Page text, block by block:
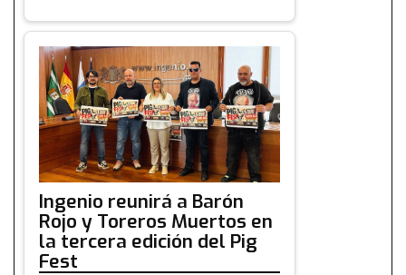
Ingenio reunirá a Barón
Rojo y Toreros Muertos en
la tercera edición del Pig
Fest